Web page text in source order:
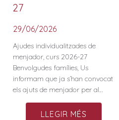
27
29/06/2026
Ajudes individualitzades de
menjador, curs 2026-27
Benvolgudes famílies, Us
informam que ja s’han convocat
els ajuts de menjador per al…
LLEGIR MÉS